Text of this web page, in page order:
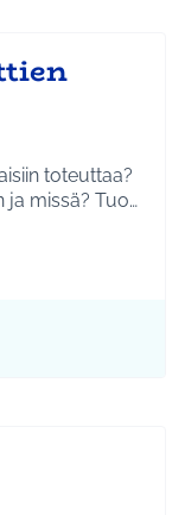
toteuttaa?
missä? Tuo…
Ympäristö